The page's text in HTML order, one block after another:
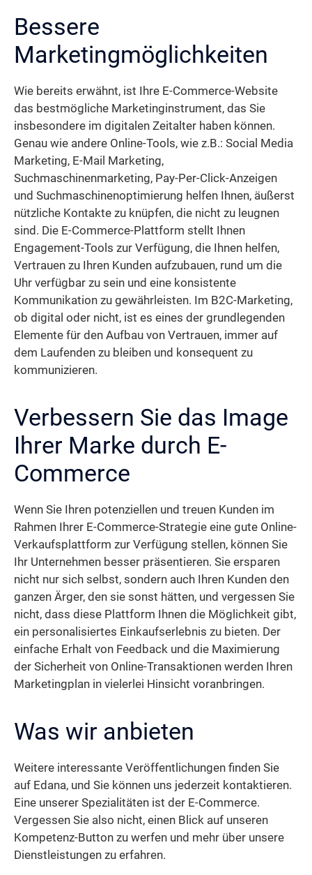
Bessere
Marketingmöglichkeiten
Wie bereits erwähnt, ist Ihre E-Commerce-Website
das bestmögliche Marketinginstrument, das Sie
insbesondere im digitalen Zeitalter haben können.
Genau wie andere Online-Tools, wie z.B.: Social Media
Marketing, E-Mail Marketing,
Suchmaschinenmarketing, Pay-Per-Click-Anzeigen
und Suchmaschinenoptimierung helfen Ihnen, äußerst
nützliche Kontakte zu knüpfen, die nicht zu leugnen
sind. Die E-Commerce-Plattform stellt Ihnen
Engagement-Tools zur Verfügung, die Ihnen helfen,
Vertrauen zu Ihren Kunden aufzubauen, rund um die
Uhr verfügbar zu sein und eine konsistente
Kommunikation zu gewährleisten. Im B2C-Marketing,
ob digital oder nicht, ist es eines der grundlegenden
Elemente für den Aufbau von Vertrauen, immer auf
dem Laufenden zu bleiben und konsequent zu
kommunizieren.
Verbessern Sie das Image
Ihrer Marke durch E-
Commerce
Wenn Sie Ihren potenziellen und treuen Kunden im
Rahmen Ihrer E-Commerce-Strategie eine gute Online-
Verkaufsplattform zur Verfügung stellen, können Sie
Ihr Unternehmen besser präsentieren. Sie ersparen
nicht nur sich selbst, sondern auch Ihren Kunden den
ganzen Ärger, den sie sonst hätten, und vergessen Sie
nicht, dass diese Plattform Ihnen die Möglichkeit gibt,
ein personalisiertes Einkaufserlebnis zu bieten. Der
einfache Erhalt von Feedback und die Maximierung
der Sicherheit von Online-Transaktionen werden Ihren
Marketingplan in vielerlei Hinsicht voranbringen.
Was wir anbieten
Weitere interessante Veröffentlichungen finden Sie
auf Edana, und Sie können uns jederzeit kontaktieren.
Eine unserer Spezialitäten ist der E-Commerce.
Vergessen Sie also nicht, einen Blick auf unseren
Kompetenz-Button zu werfen und mehr über unsere
Dienstleistungen zu erfahren.